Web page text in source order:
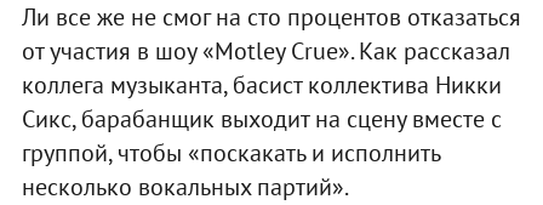
Ли все же не смог на сто процентов отказаться
от участия в шоу «Motley Crue». Как рассказал
коллега музыканта, басист коллектива Никки
Сикс, барабанщик выходит на сцену вместе с
группой, чтобы «поскакать и исполнить
несколько вокальных партий».